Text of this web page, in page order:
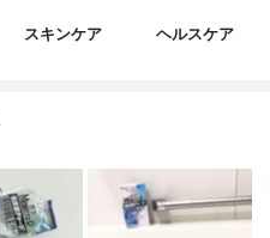
スキンケア ヘルスケア